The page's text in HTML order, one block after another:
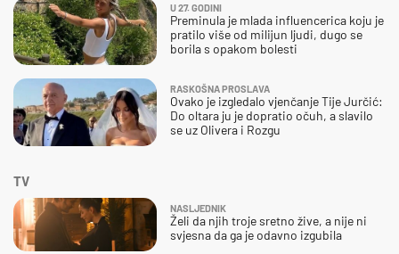
U 27. GODINI
Preminula je mlada influencerica koju je
pratilo više od milijun ljudi, dugo se
borila s opakom bolesti
RASKOŠNA PROSLAVA
Ovako je izgledalo vjenčanje Tije Jurčić:
Do oltara ju je dopratio očuh, a slavilo
se uz Olivera i Rozgu
TV
NASLJEDNIK
Želi da njih troje sretno žive, a nije ni
svjesna da ga je odavno izgubila